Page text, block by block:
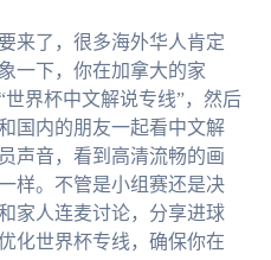
来了，很多海外华人肯定
一下，你在加拿大的家
世界杯中文解说专线”，然后
国内的朋友一起看中文解
声音，看到高清流畅的画
样。不管是小组赛还是决
家人连麦讨论，分享进球
化世界杯专线，确保你在